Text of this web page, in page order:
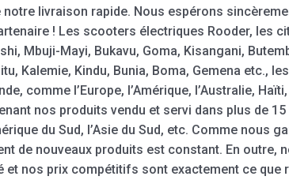
livraison rapide. Nous espérons
! Les scooters électriques Rooder, les
Mbuji-Mayi, Bukavu, Goma, Kisangani,
Kalemie, Kindu, Bunia, Boma, Gemena etc.,
comme l’Europe, l’Amérique, l’Australie,
nos produits vendu et servi dans plus de
du Sud, l’Asie du Sud, etc. Comme nous
de nouveaux produits est constant. En outre,
nos prix compétitifs sont exactement ce que